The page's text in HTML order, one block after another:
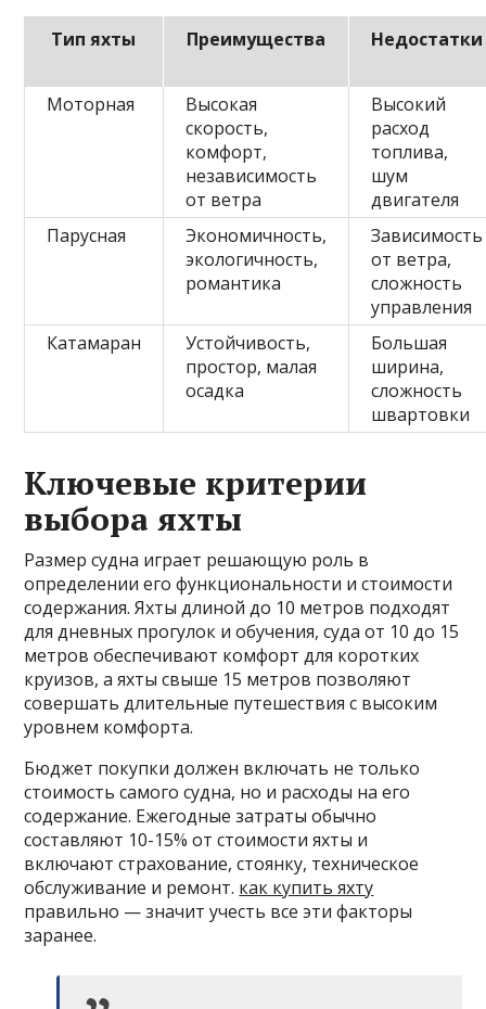
Тип яхты Преимущества Недостатки
Моторная
Высокая
скорость,
комфорт,
независимость
от ветра
Высокий
расход
топлива,
шум
двигателя
Парусная
Экономичность,
экологичность,
романтика
Зависимость
от ветра,
сложность
управления
Катамаран
Устойчивость,
простор, малая
осадка
Большая
ширина,
сложность
швартовки
Ключевые критерии
выбора яхты
Размер судна играет решающую роль в
определении его функциональности и стоимости
содержания. Яхты длиной до 10 метров подходят
для дневных прогулок и обучения, суда от 10 до 15
метров обеспечивают комфорт для коротких
круизов, а яхты свыше 15 метров позволяют
совершать длительные путешествия с высоким
уровнем комфорта.
Бюджет покупки должен включать не только
стоимость самого судна, но и расходы на его
содержание. Ежегодные затраты обычно
составляют 10-15% от стоимости яхты и
включают страхование, стоянку, техническое
обслуживание и ремонт. как купить яхту
правильно — значит учесть все эти факторы
заранее.